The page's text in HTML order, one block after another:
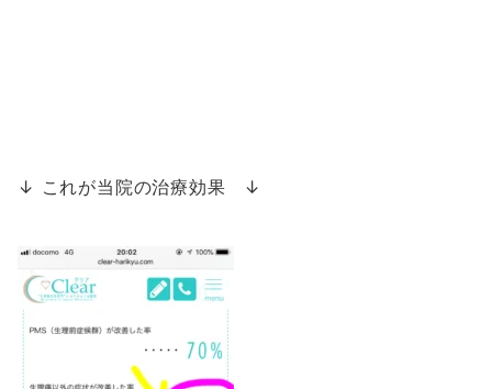
↓ これが当院の治療効果 ↓